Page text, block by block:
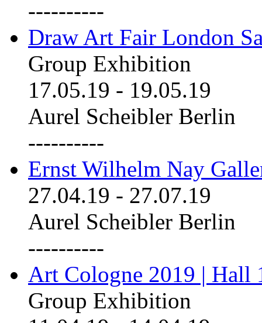
----------
Draw Art Fair London
Group Exhibition
17.05.19 - 19.05.19
Aurel Scheibler Berlin
----------
Ernst Wilhelm Nay
27.04.19 - 27.07.19
Aurel Scheibler Berlin
----------
Art Cologne 2019 | Hall
Group Exhibition